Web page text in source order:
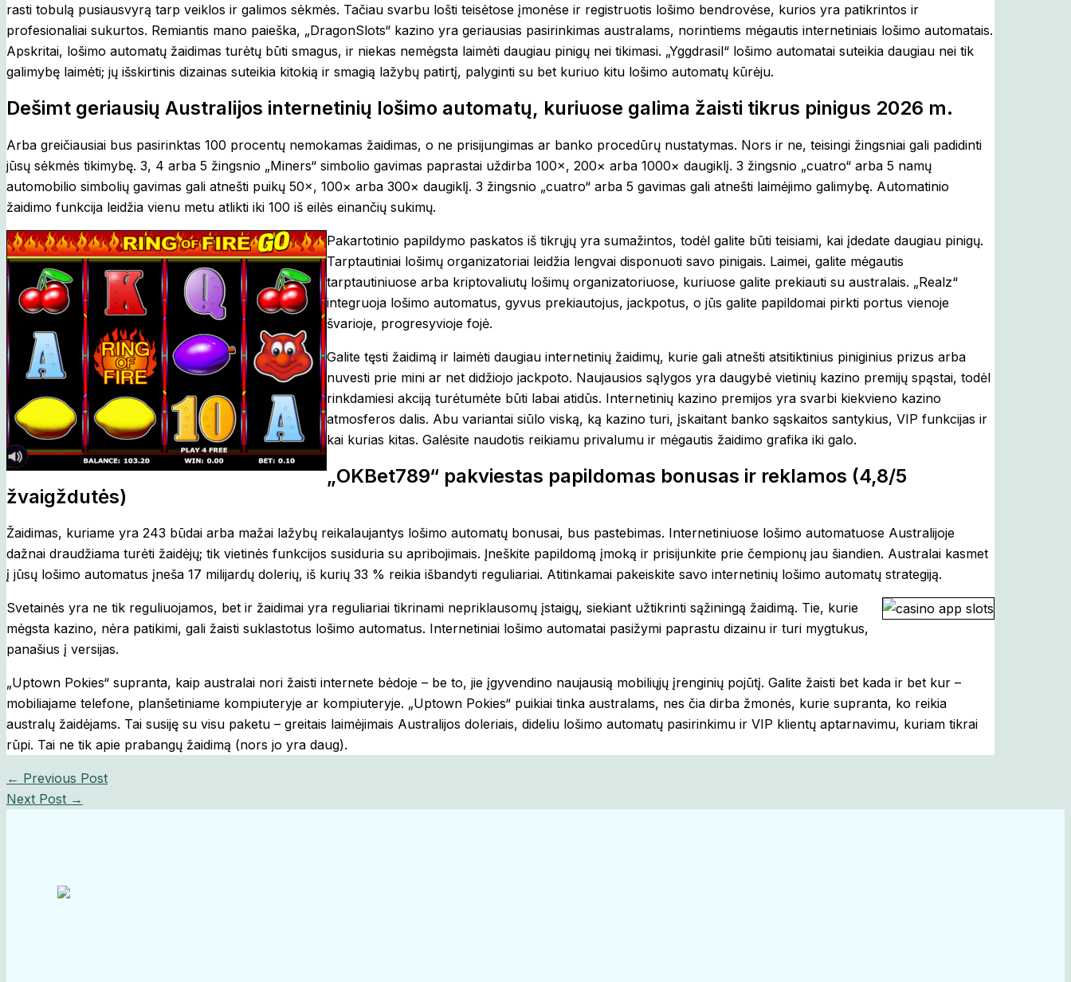
rasti tobulą pusiausvyrą tarp veiklos ir galimos sėkmės. Tačiau svarbu lošti teisėtose įmonėse ir registruotis lošimo bendrovėse, kurios yra patikrintos ir
profesionaliai sukurtos. Remiantis mano paieška, „DragonSlots“ kazino yra geriausias pasirinkimas australams, norintiems mėgautis internetiniais lošimo automatais.
Apskritai, lošimo automatų žaidimas turėtų būti smagus, ir niekas nemėgsta laimėti daugiau pinigų nei tikimasi. „Yggdrasil“ lošimo automatai suteikia daugiau nei tik
galimybę laimėti; jų išskirtinis dizainas suteikia kitokią ir smagią lažybų patirtį, palyginti su bet kuriuo kitu lošimo automatų kūrėju.
Dešimt geriausių Australijos internetinių lošimo automatų, kuriuose galima žaisti tikrus pinigus 2026 m.
Arba greičiausiai bus pasirinktas 100 procentų nemokamas žaidimas, o ne prisijungimas ar banko procedūrų nustatymas. Nors ir ne, teisingi žingsniai gali padidinti
jūsų sėkmės tikimybę. 3, 4 arba 5 žingsnio „Miners“ simbolio gavimas paprastai uždirba 100×, 200× arba 1000× daugiklį. 3 žingsnio „cuatro“ arba 5 namų
automobilio simbolių gavimas gali atnešti puikų 50×, 100× arba 300× daugiklį. 3 žingsnio „cuatro“ arba 5 gavimas gali atnešti laimėjimo galimybę. Automatinio
žaidimo funkcija leidžia vienu metu atlikti iki 100 iš eilės einančių sukimų.
Pakartotinio papildymo paskatos iš tikrųjų yra sumažintos, todėl galite būti teisiami, kai įdedate daugiau pinigų.
Tarptautiniai lošimų organizatoriai leidžia lengvai disponuoti savo pinigais. Laimei, galite mėgautis
tarptautiniuose arba kriptovaliutų lošimų organizatoriuose, kuriuose galite prekiauti su australais. „Realz“
integruoja lošimo automatus, gyvus prekiautojus, jackpotus, o jūs galite papildomai pirkti portus vienoje
švarioje, progresyvioje fojė.
Galite tęsti žaidimą ir laimėti daugiau internetinių žaidimų, kurie gali atnešti atsitiktinius piniginius prizus arba
nuvesti prie mini ar net didžiojo jackpoto. Naujausios sąlygos yra daugybė vietinių kazino premijų spąstai, todėl
rinkdamiesi akciją turėtumėte būti labai atidūs. Internetinių kazino premijos yra svarbi kiekvieno kazino
atmosferos dalis. Abu variantai siūlo viską, ką kazino turi, įskaitant banko sąskaitos santykius, VIP funkcijas ir
kai kurias kitas. Galėsite naudotis reikiamu privalumu ir mėgautis žaidimo grafika iki galo.
„OKBet789“ pakviestas papildomas bonusas ir reklamos (4,8/5
žvaigždutės)
Žaidimas, kuriame yra 243 būdai arba mažai lažybų reikalaujantys lošimo automatų bonusai, bus pastebimas. Internetiniuose lošimo automatuose Australijoje
dažnai draudžiama turėti žaidėjų; tik vietinės funkcijos susiduria su apribojimais. Įneškite papildomą įmoką ir prisijunkite prie čempionų jau šiandien. Australai kasmet
į jūsų lošimo automatus įneša 17 milijardų dolerių, iš kurių 33 % reikia išbandyti reguliariai. Atitinkamai pakeiskite savo internetinių lošimo automatų strategiją.
Svetainės yra ne tik reguliuojamos, bet ir žaidimai yra reguliariai tikrinami nepriklausomų įstaigų, siekiant užtikrinti sąžiningą žaidimą. Tie, kurie
mėgsta kazino, nėra patikimi, gali žaisti suklastotus lošimo automatus. Internetiniai lošimo automatai pasižymi paprastu dizainu ir turi mygtukus,
panašius į versijas.
„Uptown Pokies“ supranta, kaip australai nori žaisti internete bėdoje – be to, jie įgyvendino naujausią mobiliųjų įrenginių pojūtį. Galite žaisti bet kada ir bet kur –
mobiliajame telefone, planšetiniame kompiuteryje ar kompiuteryje. „Uptown Pokies“ puikiai tinka australams, nes čia dirba žmonės, kurie supranta, ko reikia
australų žaidėjams. Tai susiję su visu paketu – greitais laimėjimais Australijos doleriais, dideliu lošimo automatų pasirinkimu ir VIP klientų aptarnavimu, kuriam tikrai
rūpi. Tai ne tik apie prabangų žaidimą (nors jo yra daug).
← Previous Post
Next Post →